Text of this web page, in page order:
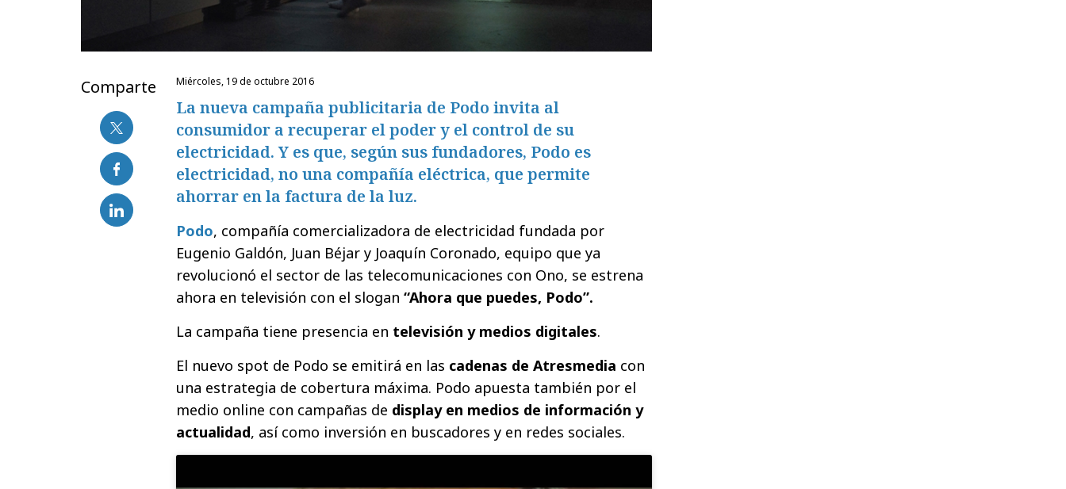
Comparte miércoles, 19 de octubre 2016
La nueva campaña publicitaria de Podo invita al
consumidor a recuperar el poder y el control de su
electricidad. Y es que, según sus fundadores, Podo es
electricidad, no una compañía eléctrica, que permite
ahorrar en la factura de la luz.
Podo, compañía comercializadora de electricidad fundada por
Eugenio Galdón, Juan Béjar y Joaquín Coronado, equipo que ya
revolucionó el sector de las telecomunicaciones con Ono, se estrena
ahora en televisión con el slogan “Ahora que puedes, Podo”.
La campaña tiene presencia en televisión y medios digitales.
El nuevo spot de Podo se emitirá en las cadenas de Atresmedia con
una estrategia de cobertura máxima. Podo apuesta también por el
medio online con campañas de display en medios de información y
actualidad, así como inversión en buscadores y en redes sociales.